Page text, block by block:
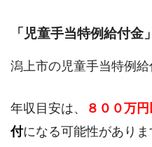
「児童手当特例給付金」
潟上市の児童手当特例給
年収目安は、 ８００万
付になる可能性がありま